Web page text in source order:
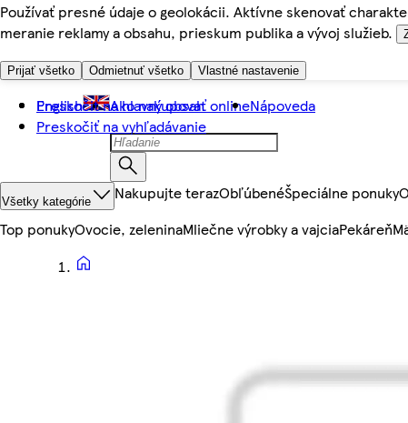
Používať presné údaje o geolokácii. Aktívne skenovať
meranie reklamy a obsahu, prieskum publika a vývoj služieb.
Prijať všetko Odmietnuť všetko Vlastné nastavenie
Preskočiť na hlavný obsah
Preskočiť na vyhľadávanie
English Ako nakupovať onlineNápoveda
Všetky kategórie Nakupujte terazObľúbenéŠpeciálne ponuky
Top ponukyOvocie, zeleninaMliečne výrobky a vajciaPekáreň